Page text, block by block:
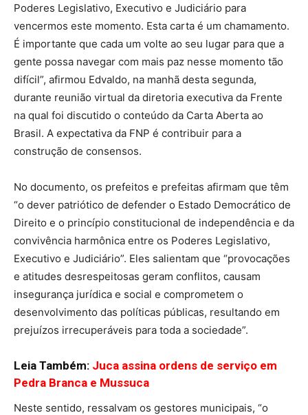
Poderes Legislativo, Executivo e Judiciário para
vencermos este momento. Esta carta é um chamamento.
É importante que cada um volte ao seu lugar para que a
gente possa navegar com mais paz nesse momento tão
difícil”, afirmou Edvaldo, na manhã desta segunda,
durante reunião virtual da diretoria executiva da Frente
na qual foi discutido o conteúdo da Carta Aberta ao
Brasil. A expectativa da FNP é contribuir para a
construção de consensos.
No documento, os prefeitos e prefeitas afirmam que têm
“o dever patriótico de defender o Estado Democrático de
Direito e o princípio constitucional de independência e da
convivência harmônica entre os Poderes Legislativo,
Executivo e Judiciário”. Eles salientam que “provocações
e atitudes desrespeitosas geram conflitos, causam
insegurança jurídica e social e comprometem o
desenvolvimento das políticas públicas, resultando em
prejuízos irrecuperáveis para toda a sociedade”.
Leia Também: Juca assina ordens de serviço em
Pedra Branca e Mussuca
Neste sentido, ressalvam os gestores municipais, “o